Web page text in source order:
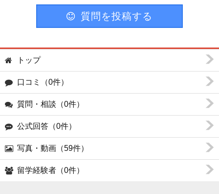
質問を投稿する
トップ
口コミ（0件）
質問・相談（0件）
公式回答（0件）
写真・動画（59件）
留学経験者（0件）